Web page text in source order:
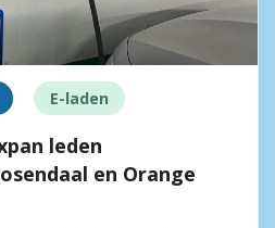
E-laden
leden
en Orange